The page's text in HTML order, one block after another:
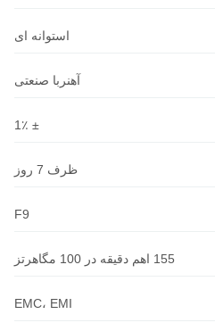
استوانه ای
آهنربا صنعتی
± 1٪
ظرف 7 روز
F9
155 اهم دقیقه در 100 مگاهرتز
EMC، EMI